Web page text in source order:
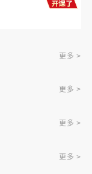
更多 >
更多 >
更多 >
更多 >